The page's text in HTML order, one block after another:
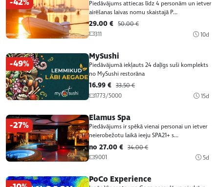
Piedāvājums attiecas līdz 4 personām un ietver
airēšanas laivas nomu skaistajā P...
29.00 € 50.00 €
311
10d
-49%
MySushi
Piedāvājumā iekļauts 24 daļīgs suši komplekts
no MySushi restorāna
16.99 € 33.50 €
1773/5000
15d
-27%
Elamus Spa
Piedāvājums ir spēkā vienai personai un ietver
neierobežotu laikā ieeju SPA21+ s...
no 27.00 € 34.00 €
9001
5d
PoCo Experience